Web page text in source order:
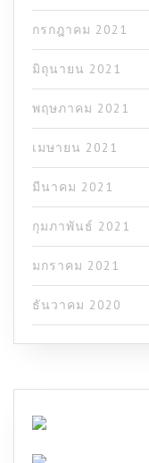
กรกฎาคม 2021
มิถุนายน 2021
พฤษภาคม 2021
เมษายน 2021
มีนาคม 2021
กุมภาพันธ์ 2021
มกราคม 2021
ธันวาคม 2020